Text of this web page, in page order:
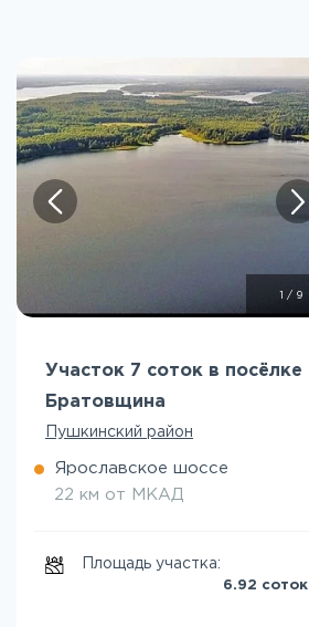
/ 9
Участок 7 соток в посёлке
Братовщина
Пушкинский район
Ярославское шоссе
22 км от МКАД
Площадь участка:
6.92 соток